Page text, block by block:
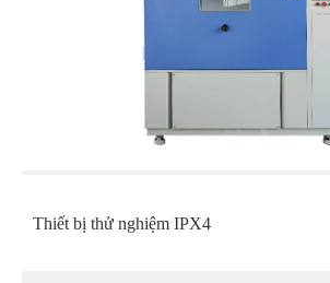
Thiết bị thử nghiệm IPX4